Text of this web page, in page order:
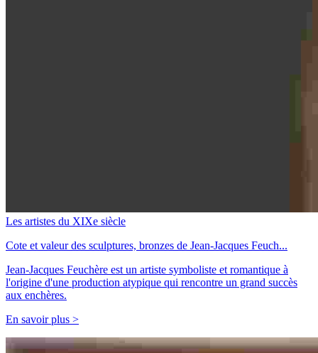
Les artistes du XIXe siècle
Cote et valeur des sculptures, bronzes de Jean-Jacques Feuch...
Jean-Jacques Feuchère est un artiste symboliste et romantique à
l'origine d'une production atypique qui rencontre un grand succès
aux enchères.
En savoir plus >